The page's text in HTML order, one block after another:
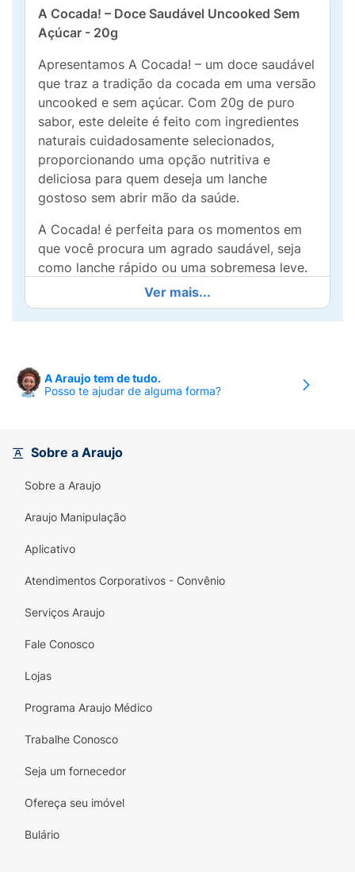
A Cocada! – Doce Saudável Uncooked Sem
Açúcar - 20g
Apresentamos A Cocada! – um doce saudável
que traz a tradição da cocada em uma versão
uncooked e sem açúcar. Com 20g de puro
sabor, este deleite é feito com ingredientes
naturais cuidadosamente selecionados,
proporcionando uma opção nutritiva e
deliciosa para quem deseja um lanche
gostoso sem abrir mão da saúde.
A Cocada! é perfeita para os momentos em
que você procura um agrado saudável, seja
como lanche rápido ou uma sobremesa leve.
Com sua textura macia e o sabor irresistível
do coco, esse doce proporciona uma
explosão de sabor com cada mordida,
Prática e fácil de transportar, A Cocada! é a
descubra como é possível saborear um doce
seu dia!
Ver mais...
A Araujo tem de tudo.
Posso te ajudar de alguma forma?
Sobre a Araujo
Sobre a Araujo
Araujo Manipulação
Aplicativo
Atendimentos Corporativos - Convênio
Serviços Araujo
Fale Conosco
Lojas
Programa Araujo Médico
Trabalhe Conosco
Seja um fornecedor
Ofereça seu imóvel
Bulário